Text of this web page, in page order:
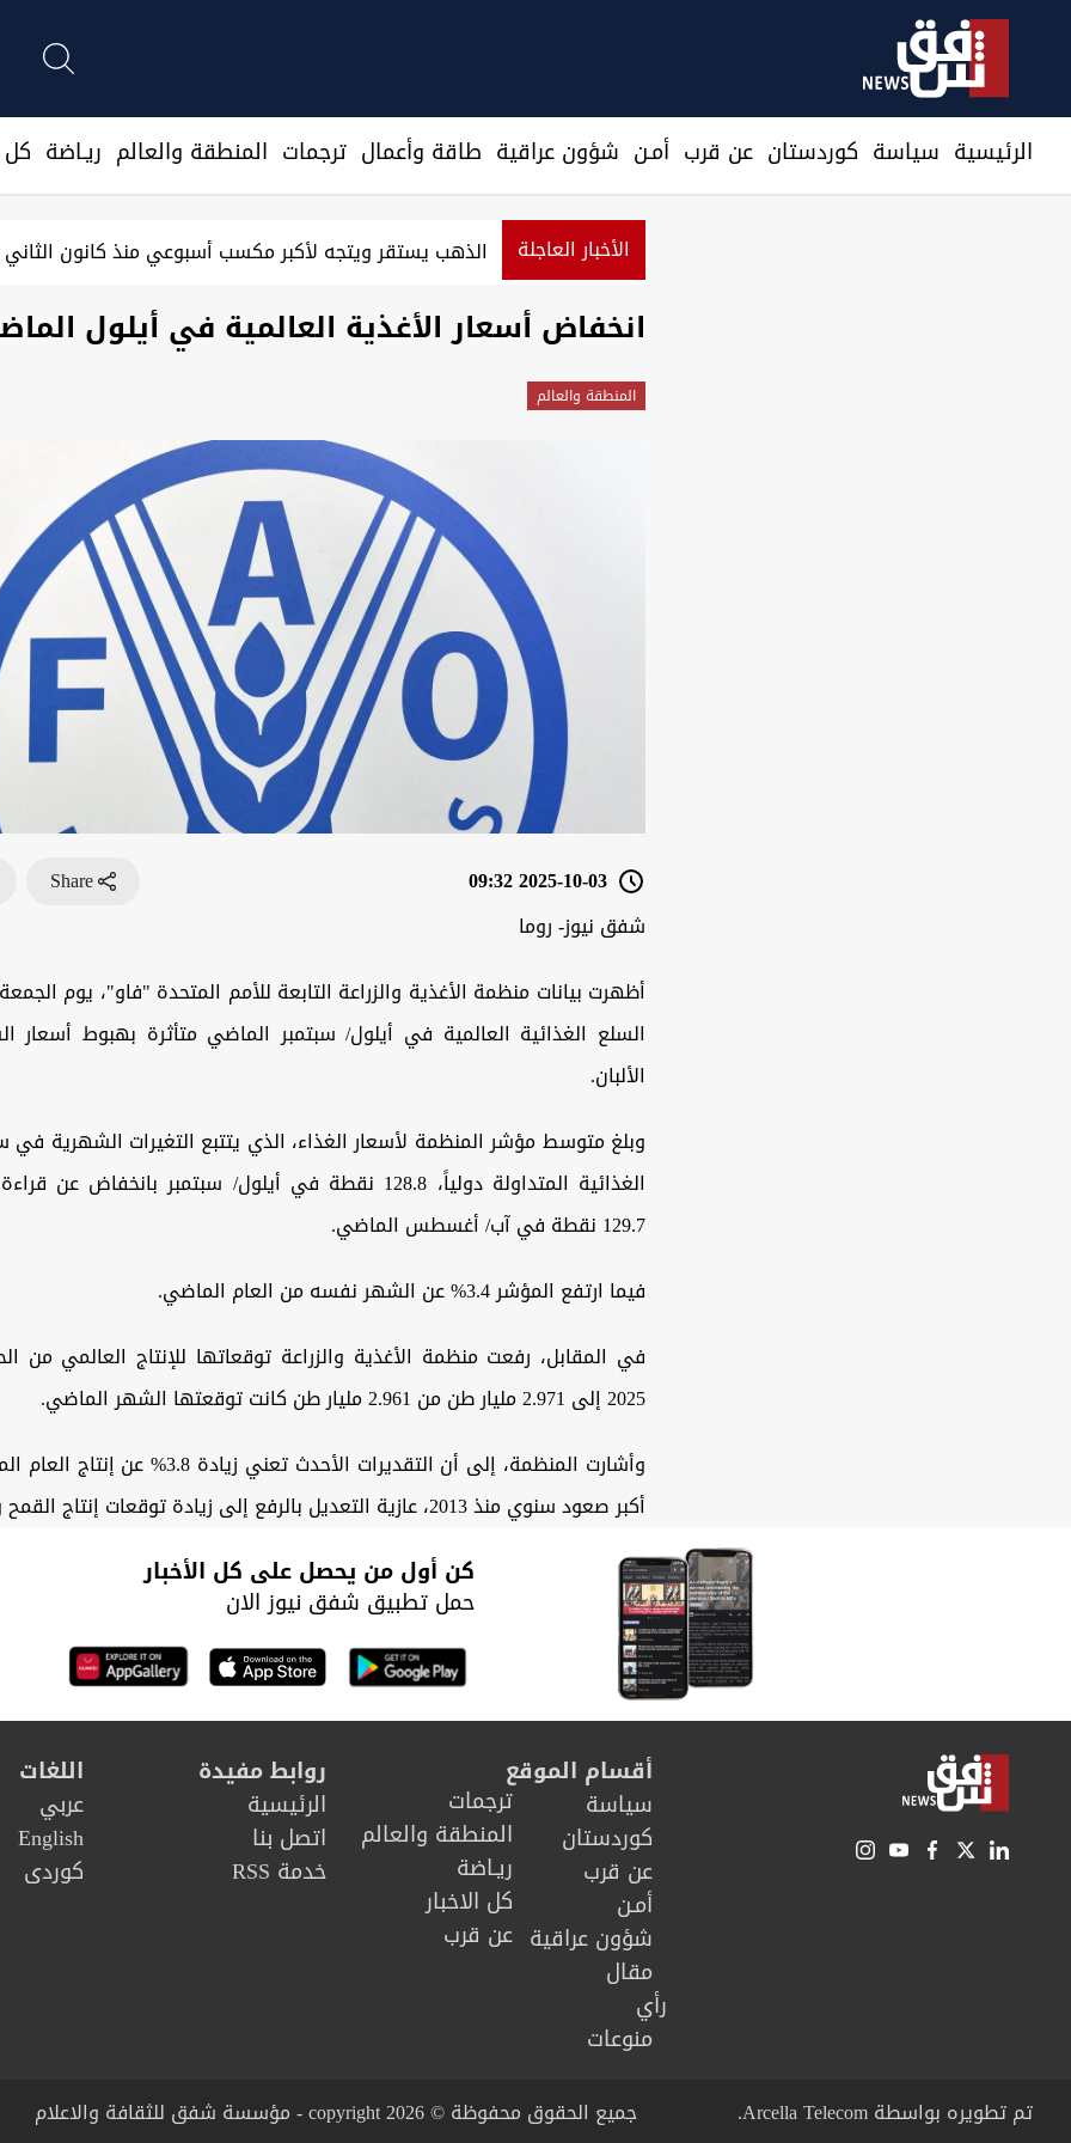
الرئيسية سیاسة كوردستان عن قرب أمـن شؤون عراقية طاقة وأعمال ترجمات المنطقة والعالم ريـاضة كل
الأخبار العاجلة الذهب يستقر ويتجه لأكبر مكسب أسبوعي منذ كانون الثاني
انخفاض أسعار الأغذية العالمية في أيلول
المنطقة والعالم
2025-10-03 09:32
Share
شفق نيوز- روما
أظهرت بيانات منظمة الأغذية والزراعة التابعة للأمم المتحدة "فاو"، يوم
السلع الغذائية العالمية في أيلول/ سبتمبر الماضي متأثرة بهبوط أسعار
الألبان.
وبلغ متوسط مؤشر المنظمة لأسعار الغذاء، الذي يتتبع التغيرات الشهرية
الغذائية المتداولة دولياً، 128.8 نقطة في أيلول/ سبتمبر
129.7 نقطة في آب/ أغسطس الماضي.
فيما ارتفع المؤشر 3.4% عن الشهر نفسه من العام الماضي.
في المقابل، رفعت منظمة الأغذية والزراعة توقعاتها للإنتاج العالمي من
2025 إلى 2.971 مليار طن من 2.961 مليار طن كانت توقعتها الشهر الماضي.
وأشارت المنظمة، إلى أن التقديرات الأحدث تعني
أكبر صعود سنوي منذ 2013، عازية التعديل بالرفع إلى زيادة توقعات إنتاج القمح والذرة والرز.
كن أول من يحصل على كل الأخبار
حمل تطبيق شفق نيوز الان
أقسام الموقع
سیاسة
كوردستان
عن قرب
أمـن
شؤون عراقية
مقال
رأي
منوعات
ترجمات
المنطقة والعالم
ريـاضة
كل الاخبار
عن قرب
روابط مفيدة
الرئيسية
اتصل بنا
خدمة RSS
اللغات
عربي
English
كوردى
تم تطويره بواسطة Arcella Telecom. جميع الحقوق محفوظة © copyright 2026 - مؤسسة شفق للثقافة والاعلام